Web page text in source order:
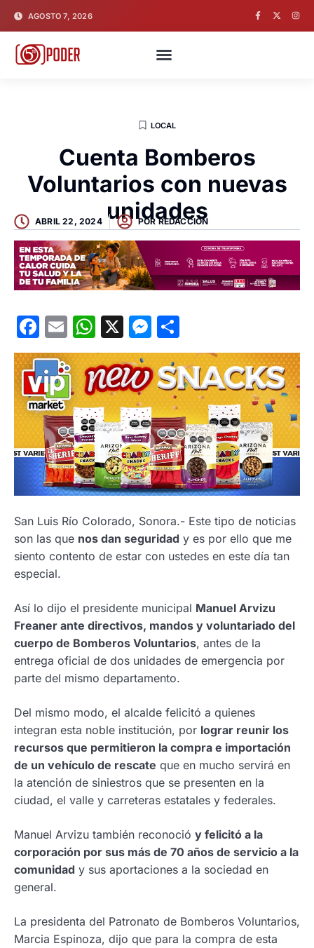
AGOSTO 7, 2026
LOCAL
Cuenta Bomberos
Voluntarios con nuevas
unidades
ABRIL 22, 2024 PORREDACCION
Facebook
EmailWhatsApp
X Messenger
San Luis Río Colorado, Sonora.- Este tipo de noticias
son las que nos dan seguridad y es por ello que me
siento contento de estar con ustedes en este día tan
especial.
Así lo dijo el presidente municipal Manuel Arvizu
Freaner ante directivos, mandos y voluntariado del
cuerpo de Bomberos Voluntarios, antes de la
entrega oficial de dos unidades de emergencia por
parte del mismo departamento.
Del mismo modo, el alcalde felicitó a quienes
integran esta noble institución, por lograr reunir los
recursos que permitieron la compra e importación
de un vehículo de rescate que en mucho servirá en
la atención de siniestros que se presenten en la
ciudad, el valle y carreteras estatales y federales.
Manuel Arvizu también reconoció y felicitó a la
corporación por sus más de 70 años de servicio a la
comunidad y sus aportaciones a la sociedad en
general.
La presidenta del Patronato de Bomberos Voluntarios,
Marcia Espinoza, dijo que para la compra de esta